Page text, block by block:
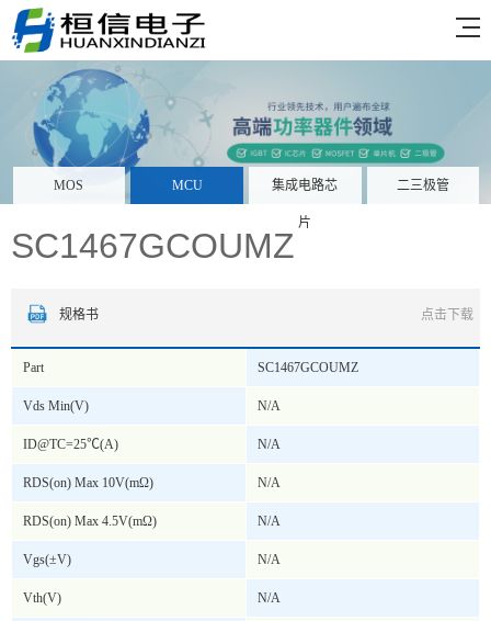
MOS MCU 集成电路芯
片
二三极管
SC1467GCOUMZ
规格书 点击下载
Part SC1467GCOUMZ
Vds Min(V) N/A
ID@TC=25℃(A) N/A
RDS(on) Max 10V(mΩ) N/A
RDS(on) Max 4.5V(mΩ) N/A
Vgs(±V) N/A
Vth(V) N/A